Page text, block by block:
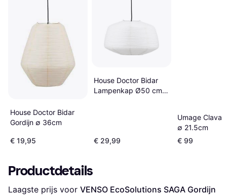
House Doctor Bidar
Gordijn ∅ 36cm
€ 19,95
House Doctor Bidar
Lampenkap Ø50 cm
€ 29,99
Umage Clava
∅ 21.5cm
€ 99
Productdetails
Laagste prijs voor VENSO EcoSolutions SAGA Gordijn